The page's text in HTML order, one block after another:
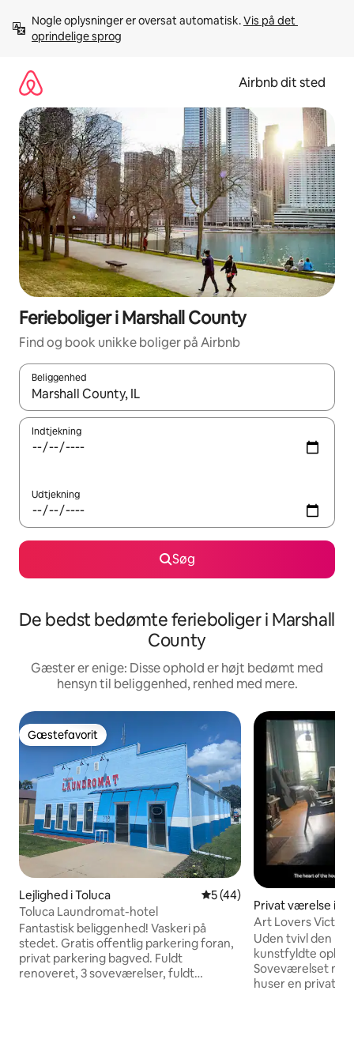
videre
Nogle oplysninger er oversat automatisk. Vis på det
oprindelige sprog
Airbnb dit sted
Ferieboliger i Marshall County
Find og book unikke boliger på Airbnb
Beliggenhed
Når resultaterne er tilgængelige, skal du navigere med
Indtjekning
Udtjekning
Søg
De bedst bedømte ferieboliger i Marshall
County
Gæster er enige: Disse ophold er højt bedømt med
hensyn til beliggenhed, renhed med mere.
Gæstefavorit
Gæstefavorit
Lejlighed i Toluca 5 ud af 5 i gennemsnitlig
5 (44)
Toluca Laundromat-hotel
Fantastisk beliggenhed! Vaskeri på
stedet. Gratis offentlig parkering foran,
privat parkering bagved. Fuldt
renoveret, 3 soveværelser, fuldt
Privat værelse i
Art Lovers
Uden tvivl den
kunstfyldte
Soveværelset
huser en privat